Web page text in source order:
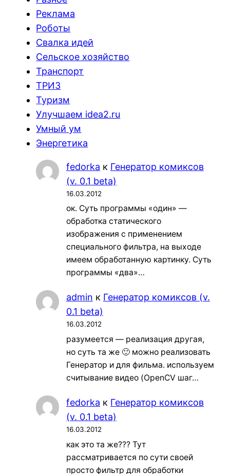
Реклама
Роботы
Свалка идей
Сельское хозяйство
Транспорт
ТРИЗ
Туризм
Улучшаем idea2.ru
Умный ум
Энергетика
fedorka к Генератор комиксов
(v. 0.1 beta)
16.03.2012
ок. Суть программы «один» —
обработка статического
изображения с применением
специального фильтра, на выходе
имеем обработанную картинку. Суть
программы «два»…
admin к Генератор комиксов (v.
0.1 beta)
16.03.2012
разумеется — реализация другая,
но суть та же 🙂 можно реализовать
Генератор и для фильма. используем
считывание видео (OpenCV шаг…
fedorka к Генератор комиксов
(v. 0.1 beta)
16.03.2012
как это та же??? Тут
рассматривается по сути своей
просто фильтр для обработки